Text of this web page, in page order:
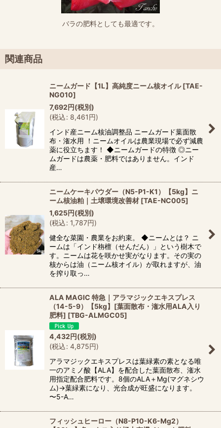
バラの肥料としても最適です。
関連商品
ニームガード【1L】高純度ニーム核オイル [TAE-
NG010]
7,692円(税別)
(税込: 8,461円)
インド産ニーム核油調整品 ニームガード葉面散
布・潅水用 ！ニームオイルは農業現場で必ず減農
薬に役立ちます！ ◆ニームガードの特徴 ◎ニー
ムガードは農薬・肥料ではありません。インド
産…
ニームケーキパウダー（N5-P1-K1）【5kg】ニ
ーム核油粕｜土壌環境改善材 [TAE-NC005]
1,625円(税別)
(税込: 1,787円)
健全な菜園・農業をお約束。 ◆ニームとは？ ニ
ームは「インド栴檀（せんだん）」という樹木で
す。ニームは花を咲かせ実がなります。その実の
核からは油（ニーム核オイル）が取れますが、油
を搾り取っ…
ALA MAGIC 特急｜アラマジックエキスプレス
（14-5-9）【5kg】[葉面散布・潅水用ALA入り
肥料] [TBG-ALMGC05]
4,432円(税別)
(税込: 4,875円)
アラマジックエキスプレスは葉緑素の素となる唯
一のアミノ酸【ALA】を配合した葉面散布、潅水
用指定配合肥料です。8個のALA＋Mg(マグネシウ
ム)→葉緑素になり、光合成が旺盛になります。
〜5-A…
フィッシュヒーロー（N8-P10-K6-Mg2）